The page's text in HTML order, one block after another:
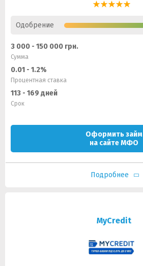
Одобрение
3 000 - 150 000 грн.
Сумма
0.01 - 1.2%
Процентная ставка
113 - 169 дней
Срок
Оформить займ
на сайте МФО
Подробнее
MyCredit